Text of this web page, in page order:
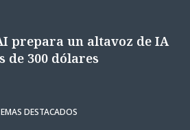
prepara un altavoz de IA
de 300 dólares
DESTACADOS